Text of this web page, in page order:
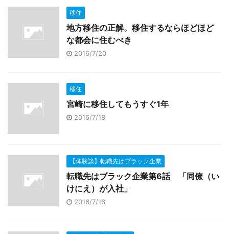
移住
地方移住の正解。移住するならほどほど
な都会に住むべき
2016/7/20
移住
宮崎に移住してもうすぐ1年
2016/7/18
【体験談】転職先はブラック企業
転職先はブラック企業第6話 「同僚（い
けにえ）が入社」
2016/7/16